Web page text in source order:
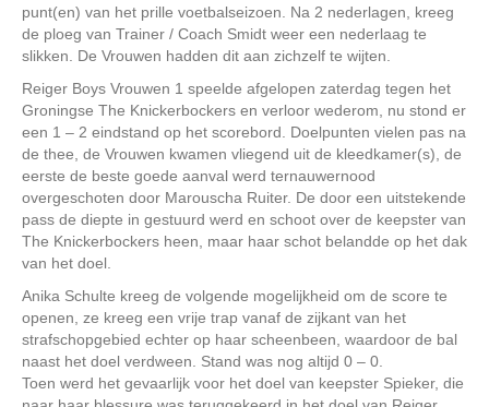
punt(en) van het prille voetbalseizoen. Na 2 nederlagen, kreeg
de ploeg van Trainer / Coach Smidt weer een nederlaag te
slikken. De Vrouwen hadden dit aan zichzelf te wijten.
Reiger Boys Vrouwen 1 speelde afgelopen zaterdag tegen het
Groningse The Knickerbockers en verloor wederom, nu stond er
een 1 – 2 eindstand op het scorebord. Doelpunten vielen pas na
de thee, de Vrouwen kwamen vliegend uit de kleedkamer(s), de
eerste de beste goede aanval werd ternauwernood
overgeschoten door Marouscha Ruiter. De door een uitstekende
pass de diepte in gestuurd werd en schoot over de keepster van
The Knickerbockers heen, maar haar schot belandde op het dak
van het doel.
Anika Schulte kreeg de volgende mogelijkheid om de score te
openen, ze kreeg een vrije trap vanaf de zijkant van het
strafschopgebied echter op haar scheenbeen, waardoor de bal
naast het doel verdween. Stand was nog altijd 0 – 0.
Toen werd het gevaarlijk voor het doel van keepster Spieker, die